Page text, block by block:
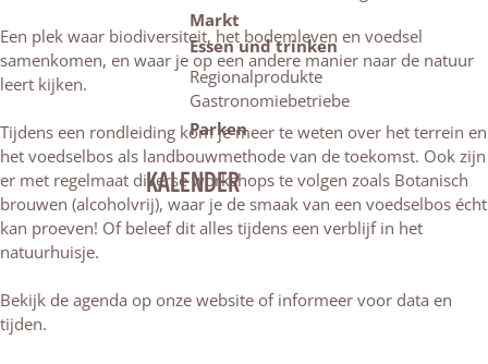
Markt
Essen und trinken
Regionalprodukte
Gastronomiebetriebe
Parken
KALENDER
Een plek waar biodiversiteit, het bodemleven en voedsel
samenkomen, en waar je op een andere manier naar de natuur
leert kijken.
Tijdens een rondleiding kom je meer te weten over het terrein en
het voedselbos als landbouwmethode van de toekomst. Ook zijn
er met regelmaat diverse workshops te volgen zoals Botanisch
brouwen (alcoholvrij), waar je de smaak van een voedselbos écht
kan proeven! Of beleef dit alles tijdens een verblijf in het
natuurhuisje.
Bekijk de agenda op onze website of informeer voor data en
tijden.